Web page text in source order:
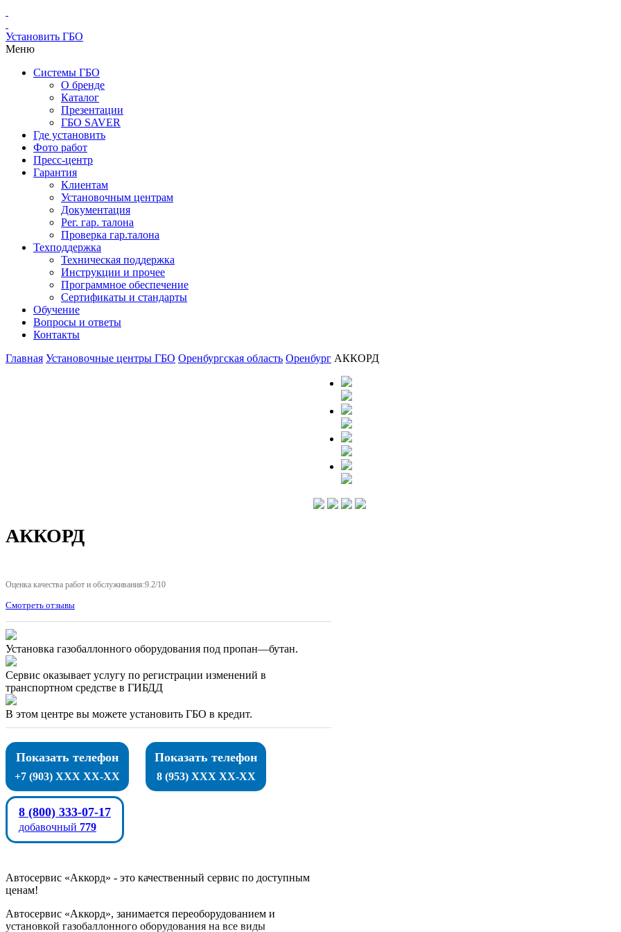
Установить ГБО
Меню
Системы ГБО
О бренде
Каталог
Презентации
ГБО SAVER
Где установить
Фото работ
Пресс-центр
Гарантия
Клиентам
Установочным центрам
Документация
Рег. гар. талона
Проверка гар.талона
Техподдержка
Техническая поддержка
Инструкции и прочее
Программное обеспечение
Сертификаты и стандарты
Обучение
Вопросы и ответы
Контакты
Главная Установочные центры ГБО Оренбургская область Оренбург АККОРД
АККОРД
Оценка качества работ и обслуживания:9.2/10
Смотреть отзывы
Установка газобаллонного оборудования под пропан—бутан.
Сервис оказывает услугу по регистрации изменений в
транспортном средстве в ГИБДД
В этом центре вы можете установить ГБО в кредит.
Показать телефон
+7 (903) XXX XX-XX
Показать телефон
8 (953) XXX XX-XX
8 (800) 333-07-17
добавочный 779
Автосервис «Аккорд» - это качественный сервис по доступным
ценам!
Автосервис «Аккорд», занимается переоборудованием и
установкой газобаллонного оборудования на все виды